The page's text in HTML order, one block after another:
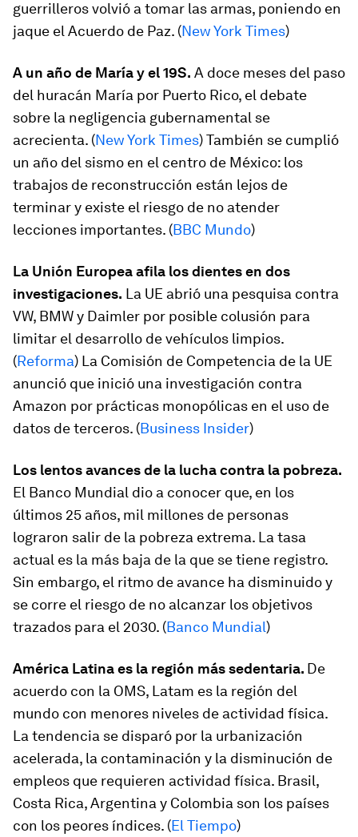
guerrilleros volvió a tomar las armas, poniendo en
jaque el Acuerdo de Paz. (New York Times)
A un año de María y el 19S. A doce meses del paso
del huracán María por Puerto Rico, el debate
sobre la negligencia gubernamental se
acrecienta. (New York Times) También se cumplió
un año del sismo en el centro de México: los
trabajos de reconstrucción están lejos de
terminar y existe el riesgo de no atender
lecciones importantes. (BBC Mundo)
La Unión Europea afila los dientes en dos
investigaciones. La UE abrió una pesquisa contra
VW, BMW y Daimler por posible colusión para
limitar el desarrollo de vehículos limpios.
(Reforma) La Comisión de Competencia de la UE
anunció que inició una investigación contra
Amazon por prácticas monopólicas en el uso de
datos de terceros. (Business Insider)
Los lentos avances de la lucha contra la pobreza.
El Banco Mundial dio a conocer que, en los
últimos 25 años, mil millones de personas
lograron salir de la pobreza extrema. La tasa
actual es la más baja de la que se tiene registro.
Sin embargo, el ritmo de avance ha disminuido y
se corre el riesgo de no alcanzar los objetivos
trazados para el 2030. (Banco Mundial)
América Latina es la región más sedentaria. De
acuerdo con la OMS, Latam es la región del
mundo con menores niveles de actividad física.
La tendencia se disparó por la urbanización
acelerada, la contaminación y la disminución de
empleos que requieren actividad física. Brasil,
Costa Rica, Argentina y Colombia son los países
con los peores índices. (El Tiempo)